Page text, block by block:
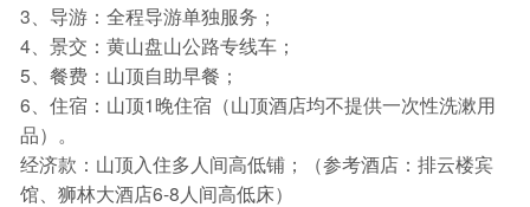
3、导游：全程导游单独服务；
4、景交：黄山盘山公路专线车；
5、餐费：山顶自助早餐；
6、住宿：山顶1晚住宿（山顶酒店均不提供一次性洗漱用
品）。
经济款：山顶入住多人间高低铺；（参考酒店：排云楼宾
馆、狮林大酒店6-8人间高低床）